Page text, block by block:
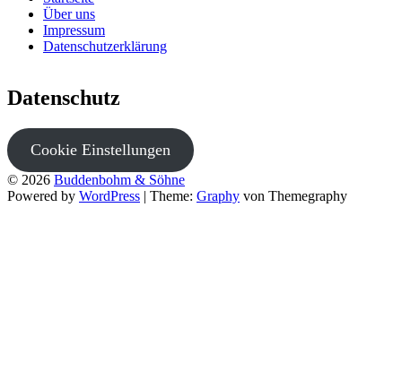
Über uns
Impressum
Datenschutzerklärung
Datenschutz
Cookie Einstellungen
© 2026 Buddenbohm & Söhne
Powered by WordPress | Theme: Graphy von Themegraphy